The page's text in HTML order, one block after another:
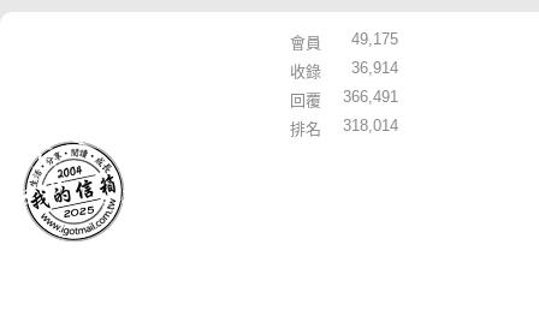
會員
49,175
收錄
36,914
回覆
366,491
排名
318,014